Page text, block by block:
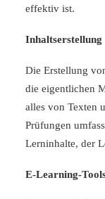
effektiv ist.
Inhaltserstellung
Die Erstellung
die eigentlichen
alles von Texten
Prüfungen
Lerninhalte, der
E-Learning-